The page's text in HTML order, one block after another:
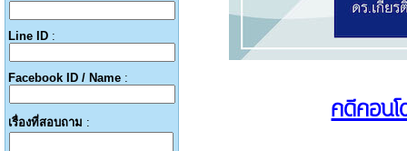
Line ID :
Facebook ID / Name :
เรื่องที่สอบถาม : คดีคอนโ